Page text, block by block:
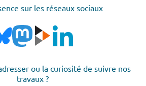
sur les réseaux sociaux
ou la curiosité de suivre nos
travaux ?